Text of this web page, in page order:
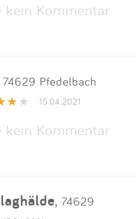
kein Kommentar
74629 Pfedelbach
15.04.2021
kein Kommentar
, 74629